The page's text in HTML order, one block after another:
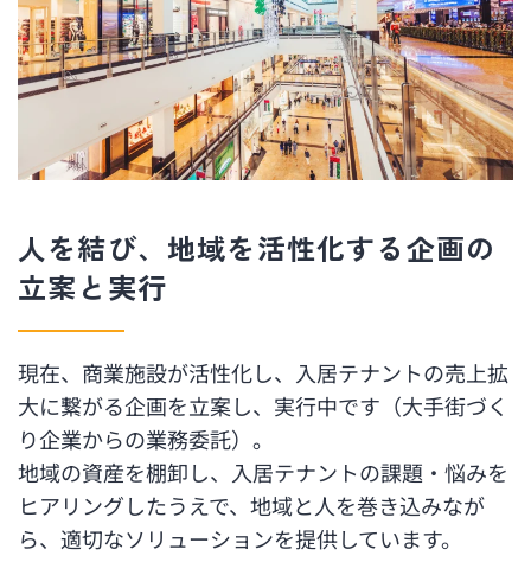
人を結び、地域を活性化する企画の
立案と実行
現在、商業施設が活性化し、入居テナントの売上拡
大に繋がる企画を立案し、実行中です（大手街づく
り企業からの業務委託）。
地域の資産を棚卸し、入居テナントの課題・悩みを
ヒアリングしたうえで、地域と人を巻き込みなが
ら、適切なソリューションを提供しています。